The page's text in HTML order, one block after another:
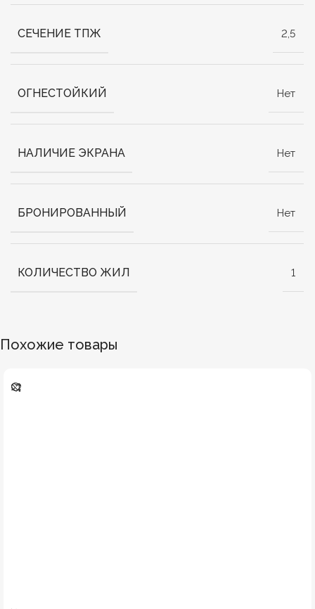
СЕЧЕНИЕ ТПЖ 2,5
ОГНЕСТОЙКИЙ Нет
НАЛИЧИЕ ЭКРАНА Нет
БРОНИРОВАННЫЙ Нет
КОЛИЧЕСТВО ЖИЛ 1
Похожие товары